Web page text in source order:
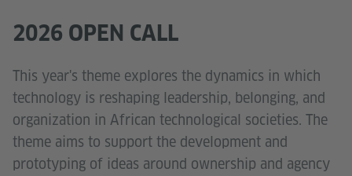
2026 OPEN CALL
This year's theme explores the dynamics in which
technology is reshaping leadership, belonging, and
organization in African technological societies. The
theme aims to support the development and
prototyping of ideas around ownership and agency